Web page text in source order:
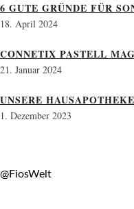
6 GUTE GRÜNDE FÜR
18. April 2024
CONNETIX PASTELL
21. Januar 2024
UNSERE HAUSAPOTHEKE
1. Dezember 2023
@FiosWelt